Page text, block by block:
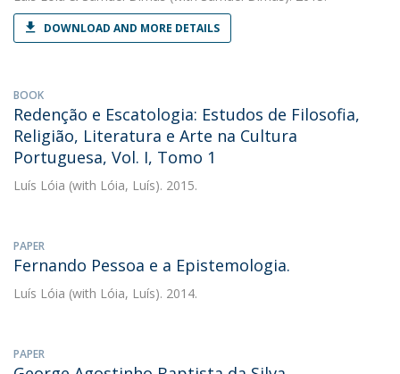
DOWNLOAD AND MORE DETAILS
BOOK
Redenção e Escatologia: Estudos de Filosofia,
Religião, Literatura e Arte na Cultura
Portuguesa, Vol. I, Tomo 1
Luís Lóia (with Lóia, Luís). 2015.
PAPER
Fernando Pessoa e a Epistemologia.
Luís Lóia (with Lóia, Luís). 2014.
PAPER